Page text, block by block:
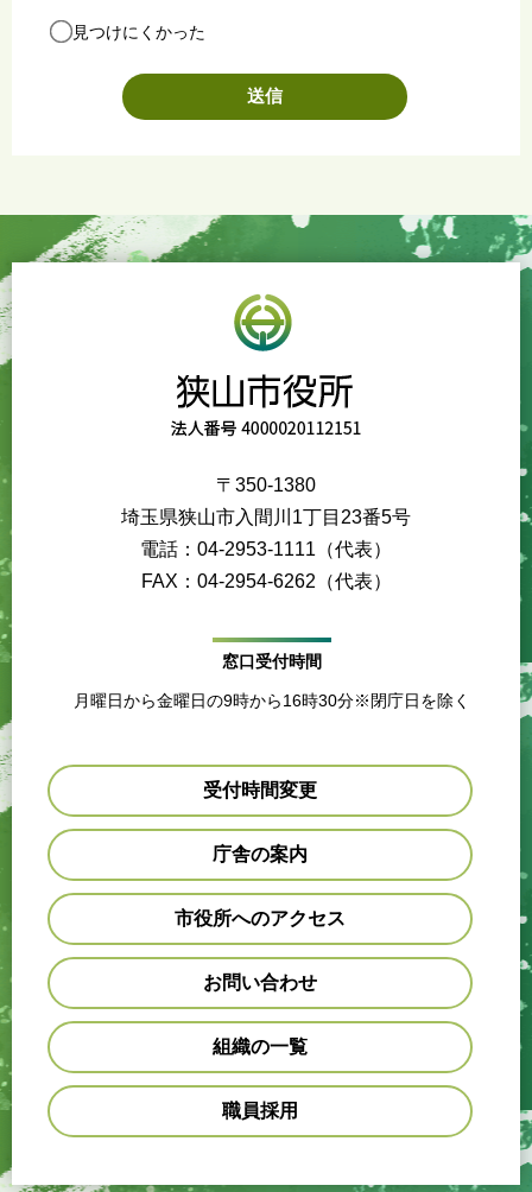
見つけにくかった
〒350-1380
埼玉県狭山市入間川1丁目23番5号
電話：04-2953-1111（代表）
FAX：04-2954-6262（代表）
窓口受付時間
月曜日から金曜日の9時から16時30分※閉庁日を除く
受付時間変更
庁舎の案内
市役所へのアクセス
お問い合わせ
組織の一覧
職員採用